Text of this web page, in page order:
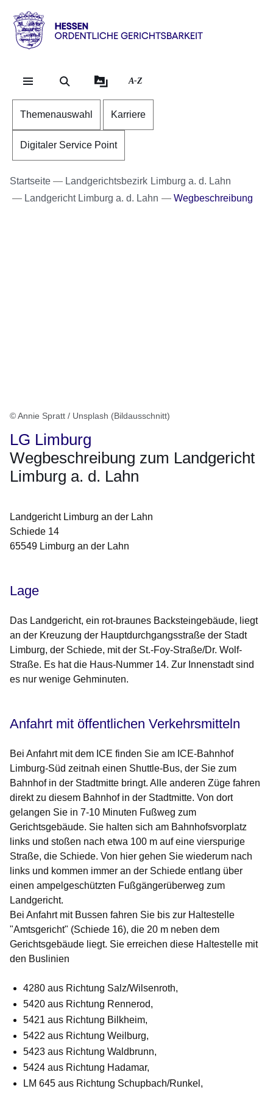
Direkt zum Kopf der
Direkt zum Inhalt
Direkt zum Fuß der
Hessen
Ordentliche
Gerichtsbarkeit
A-Z
Themenauswahl Karriere
Digitaler Service Point
Startseite
Landgerichtsbezirk Limburg a. d. Lahn
Landgericht Limburg a. d. Lahn
Wegbeschreibung
© Annie Spratt / Unsplash (Bildausschnitt)
LG Limburg
Wegbeschreibung zum Landgericht
Limburg a. d. Lahn
Landgericht Limburg an der Lahn
Schiede 14
65549 Limburg an der Lahn
Lage
Das Landgericht, ein rot-braunes Backsteingebäude, liegt
an der Kreuzung der Hauptdurchgangsstraße der Stadt
Limburg, der Schiede, mit der St.-Foy-Straße/Dr. Wolf-
Straße. Es hat die Haus-Nummer 14. Zur Innenstadt sind
es nur wenige Gehminuten.
Anfahrt mit öffentlichen Verkehrsmitteln
Bei Anfahrt mit dem ICE finden Sie am ICE-Bahnhof
Limburg-Süd zeitnah einen Shuttle-Bus, der Sie zum
Bahnhof in der Stadtmitte bringt. Alle anderen Züge fahren
direkt zu diesem Bahnhof in der Stadtmitte. Von dort
gelangen Sie in 7-10 Minuten Fußweg zum
Gerichtsgebäude. Sie halten sich am Bahnhofsvorplatz
links und stoßen nach etwa 100 m auf eine vierspurige
Straße, die Schiede. Von hier gehen Sie wiederum nach
links und kommen immer an der Schiede entlang über
einen ampelgeschützten Fußgängerüberweg zum
Landgericht.
Bei Anfahrt mit Bussen fahren Sie bis zur Haltestelle
"Amtsgericht" (Schiede 16), die 20 m neben dem
Gerichtsgebäude liegt. Sie erreichen diese Haltestelle mit
den Buslinien
4280 aus Richtung Salz/Wilsenroth,
5420 aus Richtung Rennerod,
5421 aus Richtung Bilkheim,
5422 aus Richtung Weilburg,
5423 aus Richtung Waldbrunn,
5424 aus Richtung Hadamar,
LM 645 aus Richtung Schupbach/Runkel,